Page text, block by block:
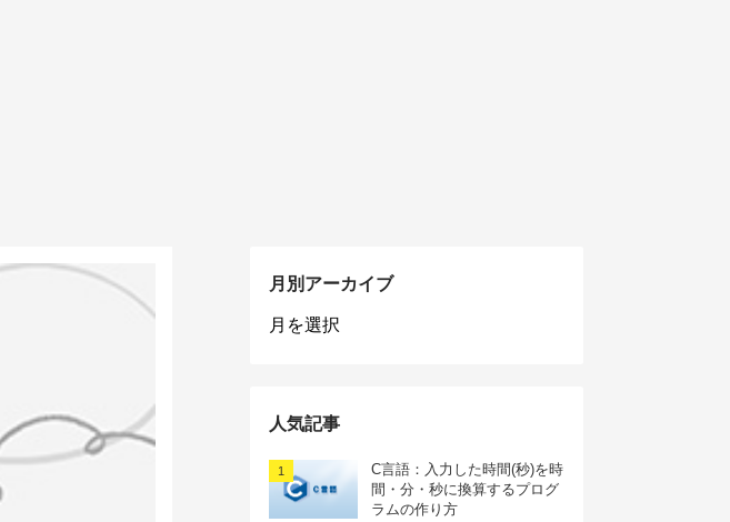
月別アーカイブ
月
カ
ブ
人気記事
C言語：入力した時間(秒)を時
間・分・秒に換算するプログ
ラムの作り方